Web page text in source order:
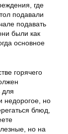
где
подавали
подавать
были как
основное
горячего
для
недорогое, но
блюд,
но на